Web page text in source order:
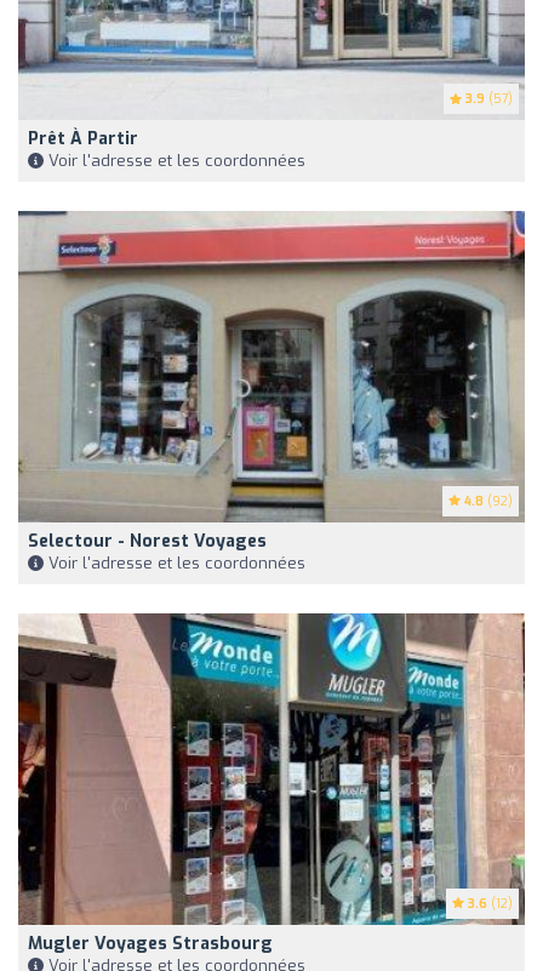
3.9 (57)
Prêt À Partir
Voir l'adresse et les coordonnées
4.8 (92)
Selectour - Norest Voyages
Voir l'adresse et les coordonnées
3.6 (12)
Mugler Voyages Strasbourg
Voir l'adresse et les coordonnées